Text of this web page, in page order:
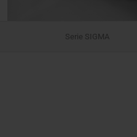
Serie SIGMA